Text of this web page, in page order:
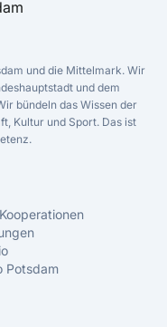
und die Mittelmark. Wir
und dem
bündeln das Wissen der
Kultur und Sport. Das ist
Potsdam